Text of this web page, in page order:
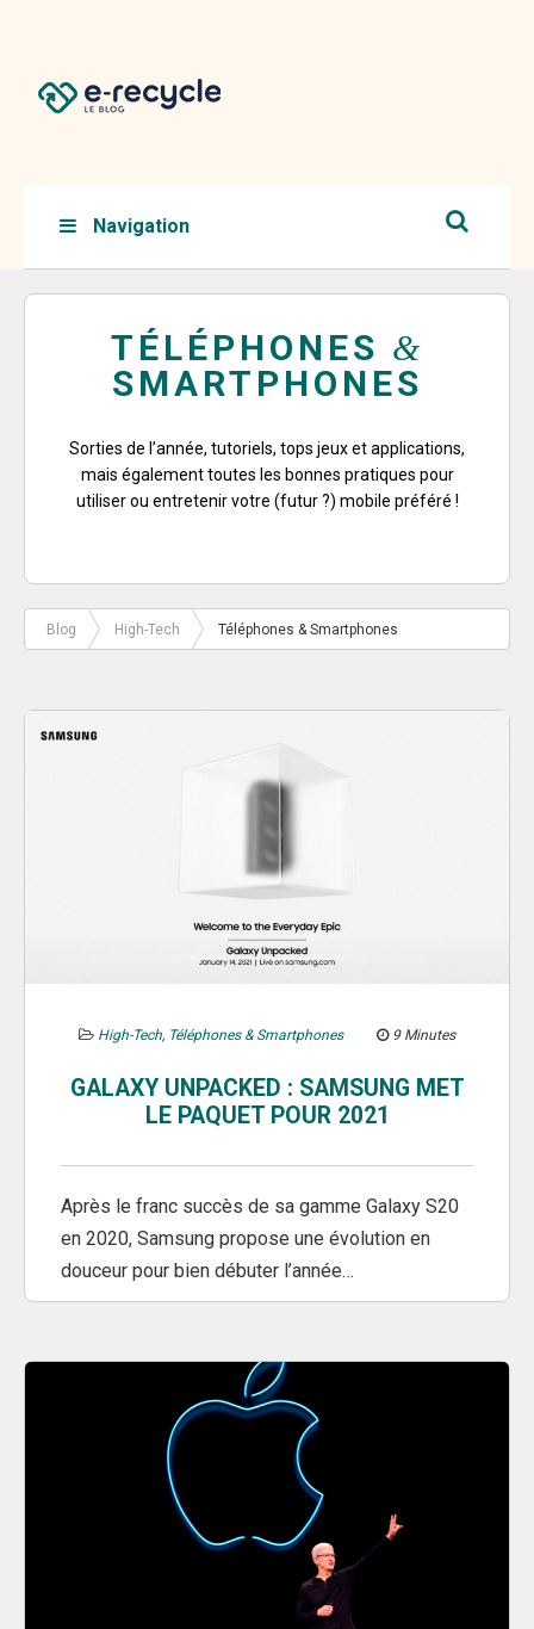
Navigation
TÉLÉPHONES &
SMARTPHONES
Sorties de l’année, tutoriels, tops jeux et applications,
mais également toutes les bonnes pratiques pour
utiliser ou entretenir votre (futur ?) mobile préféré !
Blog High-Tech Téléphones & Smartphones
High-Tech, Téléphones & Smartphones 9 Minutes
GALAXY UNPACKED : SAMSUNG MET
LE PAQUET POUR 2021
Après le franc succès de sa gamme Galaxy S20
en 2020, Samsung propose une évolution en
douceur pour bien débuter l’année…